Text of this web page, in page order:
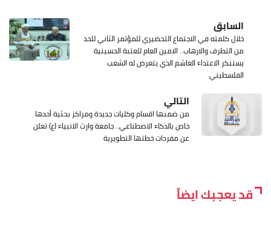
السابق
خلال كلمته في الاجتماع التحضيري للمؤتمر الثاني للحد
من التطرف والارهاب.. الامين العام للعتبة الحسينية
يستنكر الاعتداء الغاشم الذي يتعرض له الشعب
الفلسطيني
التالي
من ضمنها اقسام وكليات جديدة ومراكز بحثية أحدها
خاص بالذكاء الاصطناعي.. جامعة وارث الانبياء (ع) تعلن
عن مفردات خطتها التطويرية
قد يعجبك ايضاً